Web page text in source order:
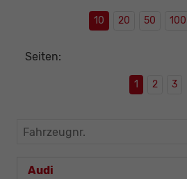
10 20 50 100
Seiten:
1 2 3
Fahrzeugnr.
Audi